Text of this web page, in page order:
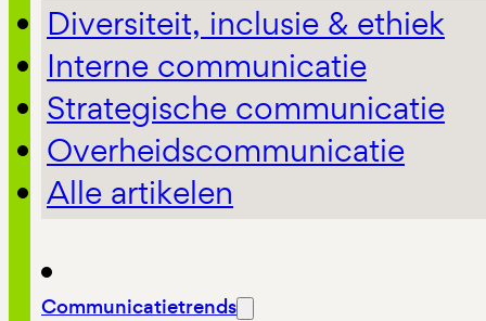
Diversiteit, inclusie & ethiek
Interne communicatie
Strategische communicatie
Overheidscommunicatie
Alle artikelen
Communicatietrends